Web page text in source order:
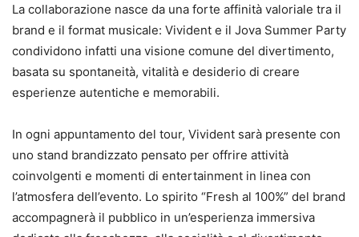
La collaborazione nasce da una forte affinità valoriale tra il
brand e il format musicale: Vivident e il Jova Summer Party
condividono infatti una visione comune del divertimento,
basata su spontaneità, vitalità e desiderio di creare
esperienze autentiche e memorabili.
In ogni appuntamento del tour, Vivident sarà presente con
uno stand brandizzato pensato per offrire attività
coinvolgenti e momenti di entertainment in linea con
l’atmosfera dell’evento. Lo spirito “Fresh al 100%” del brand
accompagnerà il pubblico in un’esperienza immersiva